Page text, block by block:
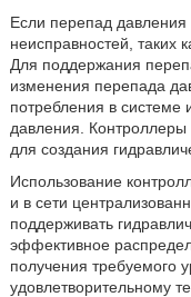
Если перепад давления
неисправностей, таких
Для поддержания
изменения перепада
потребления в системе
давления. Контроллеры
для создания
Использование
и в сети
поддерживать
эффективное
получения требуемого
удовлетворительному